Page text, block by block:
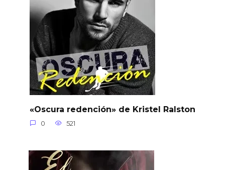
«Oscura redención» de Kristel Ralston
0 521